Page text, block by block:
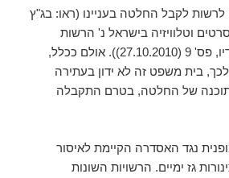
לקבל החלטה בעניינו (ראו: בג"ץ
סרטים וטלוויזיה בישראל נ' הרשות
השנייה לטלוויזיה ולרדיו, פס' 9 (27.10.2010)). אולם ככלל,
בית משפט זה לא ידון בעתירה
של החלטה, בטרם התקבלה
נגד האסדרה הקיימת לאיסור
גז ימיים. הרשויות השונות